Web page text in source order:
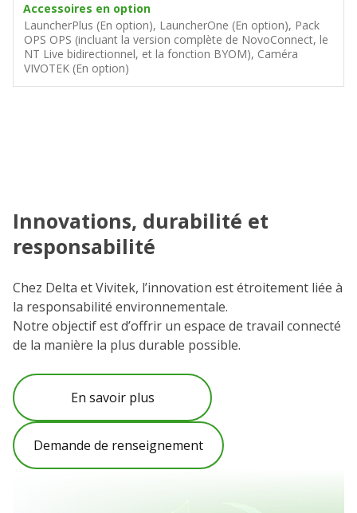
Accessoires en option
LauncherPlus (En option), LauncherOne (En option), Pack
OPS OPS (incluant la version complète de NovoConnect, le
NT Live bidirectionnel, et la fonction BYOM), Caméra
VIVOTEK (En option)
Innovations, durabilité et
responsabilité
Chez Delta et Vivitek, l’innovation est étroitement liée à
la responsabilité environnementale.
Notre objectif est d’offrir un espace de travail connecté
de la manière la plus durable possible.
En savoir plus
Demande de renseignement